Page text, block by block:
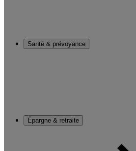
Santé & prévoyance
Épargne & retraite